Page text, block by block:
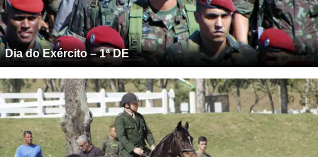
Dia do Exército – 1ª DE